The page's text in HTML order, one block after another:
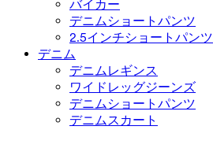
バイカー
デニムショートパンツ
2.5インチショートパンツ
デニム
デニムレギンス
ワイドレッグジーンズ
デニムショートパンツ
デニムスカート